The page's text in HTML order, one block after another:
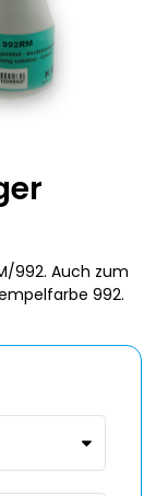
992. Auch zum
992.